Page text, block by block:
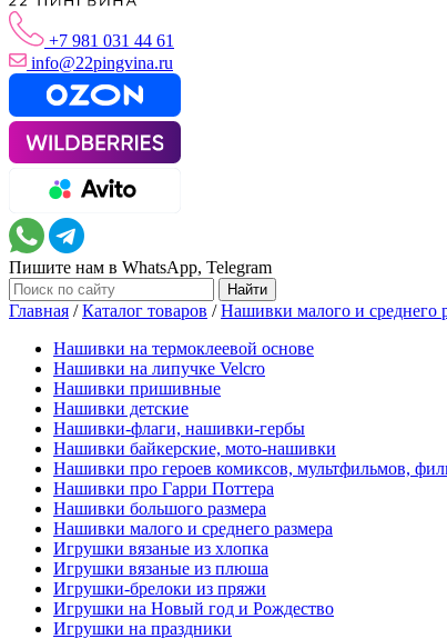
+7 981 031 44 61
info@22pingvina.ru
Пишите нам в WhatsApp, Telegram
Главная /Каталог товаров /Нашивки малого и среднего
Нашивки на термоклеевой основе
Нашивки на липучке Velcro
Нашивки пришивные
Нашивки детские
Нашивки-флаги, нашивки-гербы
Нашивки байкерские, мото-нашивки
Нашивки про героев комиксов, мультфильмов,
Нашивки про Гарри Поттера
Нашивки большого размера
Нашивки малого и среднего размера
Игрушки вязаные из хлопка
Игрушки вязаные из плюша
Игрушки-брелоки из пряжи
Игрушки на Новый год и Рождество
Игрушки на праздники